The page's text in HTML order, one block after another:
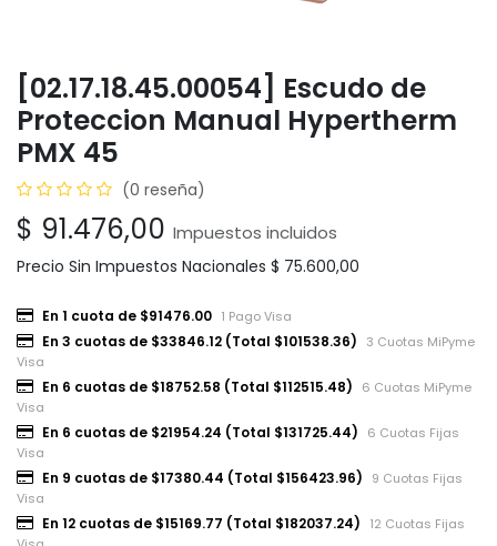
[02.17.18.45.00054] Escudo de
Proteccion Manual Hypertherm
PMX 45
(0 reseña)
$ 91.476,00 Impuestos incluidos
Precio Sin Impuestos Nacionales $ 75.600,00
En 1 cuota de $91476.00 1 Pago Visa
En 3 cuotas de $33846.12 (Total $101538.36)
3 Cuotas MiPyme
Visa
En 6 cuotas de $18752.58 (Total $112515.48)
6 Cuotas MiPyme
Visa
En 6 cuotas de $21954.24 (Total $131725.44)
6 Cuotas Fijas
Visa
En 9 cuotas de $17380.44 (Total $156423.96)
9 Cuotas Fijas
Visa
En 12 cuotas de $15169.77 (Total $182037.24)
12 Cuotas Fijas